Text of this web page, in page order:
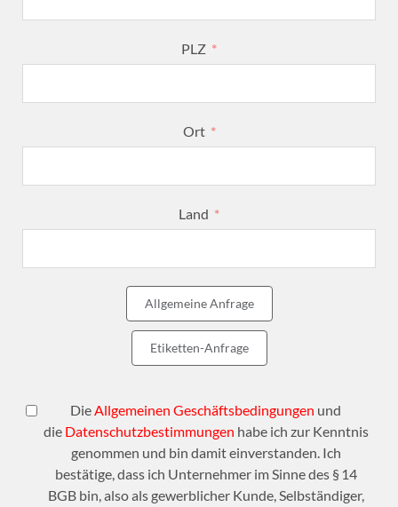
PLZ
Ort
Land
Allgemeine Anfrage
Etiketten-Anfrage
DieAllgemeinen Geschäftsbedingungen und
die Datenschutzbestimmungen habe ich zur Kenntnis
genommen und bin damit einverstanden. Ich
bestätige, dass ich Unternehmer im Sinne des § 14
BGB bin, also als gewerblicher Kunde, Selbständiger,